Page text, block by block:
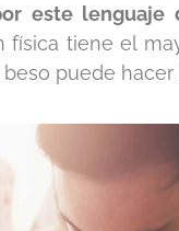
este lenguaje
física tiene el
puede hacer